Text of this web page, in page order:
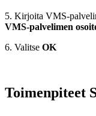
5. Kirjoita VMS-
VMS-palvelimen
6. Valitse OK
Toimenpiteet